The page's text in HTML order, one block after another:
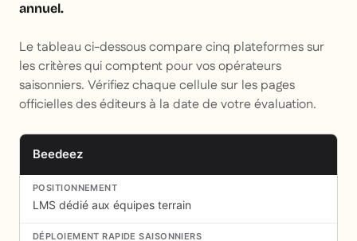
annuel.
Le tableau ci-dessous compare cinq plateformes sur
les critères qui comptent pour vos opérateurs
saisonniers. Vérifiez chaque cellule sur les pages
officielles des éditeurs à la date de votre évaluation.
Beedeez
LMS dédié aux équipes terrain